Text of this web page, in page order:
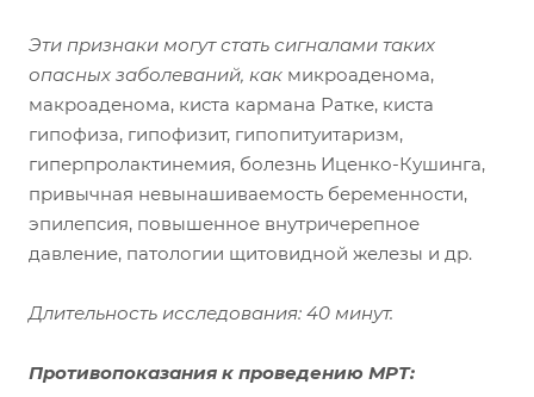
Эти признаки могут стать сигналами таких
опасных заболеваний, как микроаденома,
макроаденома, киста кармана Ратке, киста
гипофиза, гипофизит, гипопитуитаризм,
гиперпролактинемия, болезнь Иценко-Кушинга,
привычная невынашиваемость беременности,
эпилепсия, повышенное внутричерепное
давление, патологии щитовидной железы и др.
Длительность исследования: 40 минут.
Противопоказания к проведению МРТ: